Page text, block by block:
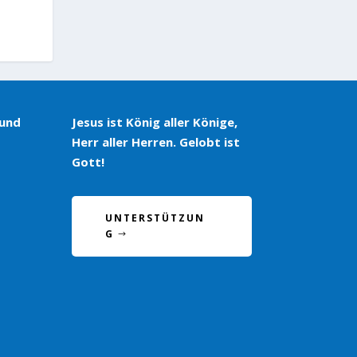
Jesus ist König aller Könige,
Herr aller Herren. Gelobt ist
Gott!
UNTERSTÜTZUN
G